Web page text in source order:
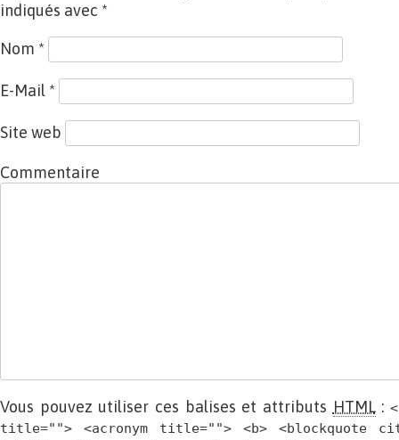
indiqués avec *
Nom *
E-Mail *
Site web
Commentaire
Vous pouvez utiliser ces balises et attributs HTML:
title=""> <acronym title=""> <b> <blockquote